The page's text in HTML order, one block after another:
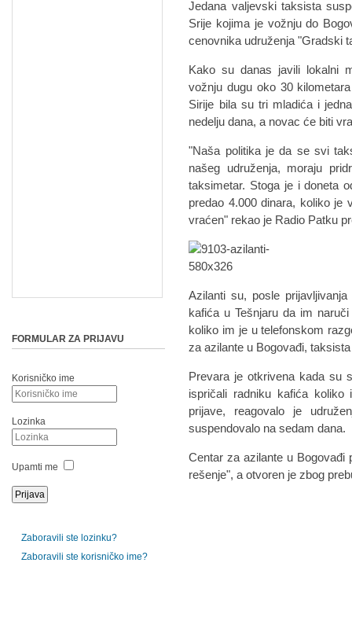
Jedana valjevski taksista
Srije kojima je vožnju do
cenovnika udruženja "Gradski
Kako su danas javili lokalni
vožnju dugu oko 30
Sirije bila su tri mladića i
nedelju dana, a novac će biti
"Naša politika je da se svi
našeg udruženja, moraju
taksimetar. Stoga je i doneta
predao 4.000 dinara, koliko je
vraćen" rekao je Radio Patku
Azilanti su, posle
kafića u Tešnjaru da im
koliko im je u telefonskom
za azilante u Bogovađi,
Prevara je otkrivena kada su
ispričali radniku kafića
prijave, reagovalo je
suspendovalo na sedam dana.
Centar za azilante u Bogovađi
rešenje", a otvoren je zbog
FORMULAR ZA PRIJAVU
Korisničko ime
Lozinka
Upamti me
Zaboravili ste lozinku?
Zaboravili ste korisničko ime?